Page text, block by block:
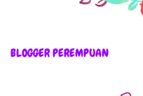
BLOGGER PEREMPUAN